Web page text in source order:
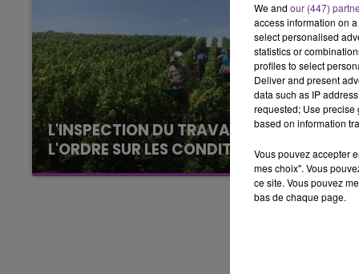
L'INSPECTION DU TRAVAIL RAPPELLE À
L'ORDRE SUR LES CONDITIONS DE...
Alors que les dates de début des vendange
2026 s'est avéré être plus précoce que prévu,
l'inspection du Travail en profite pour rappeler
We and our (447)
access information on
select personalised
statistics or
profiles to select
Deliver and present
data such as IP
requested; Use precise
based on information
Vous pouvez accepter
mes choix". Vous
ce site. Vous pouvez
bas de chaque page.